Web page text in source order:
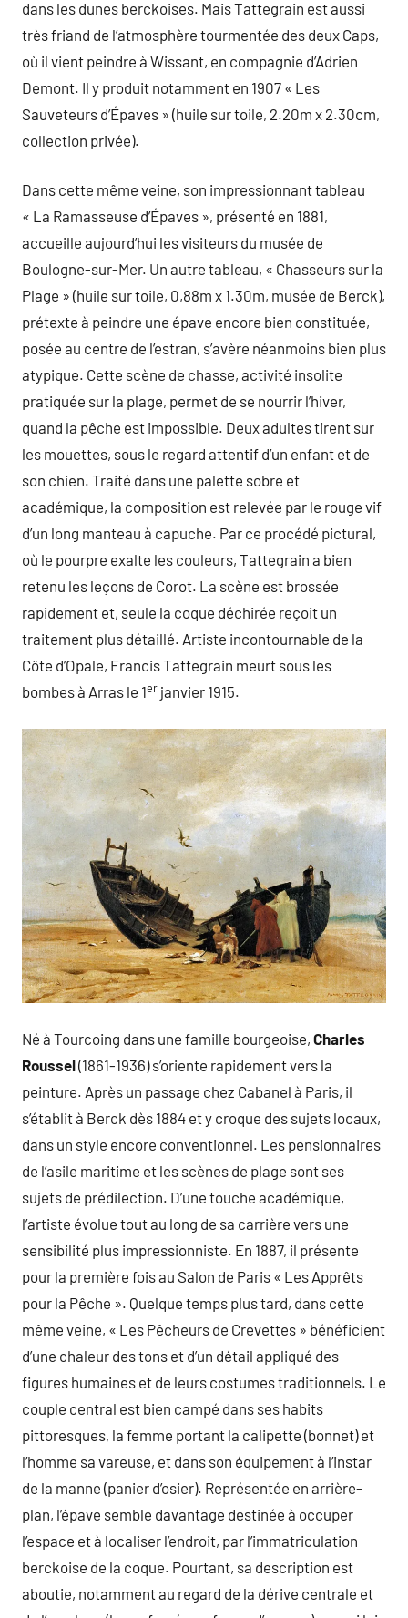
dans les dunes berckoises. Mais Tattegrain est aussi
très friand de l’atmosphère tourmentée des deux Caps,
où il vient peindre à Wissant, en compagnie d’Adrien
Demont. Il y produit notamment en 1907 « Les
Sauveteurs d’Épaves » (huile sur toile, 2.20m x 2.30cm,
collection privée).
Dans cette même veine, son impressionnant tableau
« La Ramasseuse d’Épaves », présenté en 1881,
accueille aujourd’hui les visiteurs du musée de
Boulogne-sur-Mer. Un autre tableau, « Chasseurs sur la
Plage » (huile sur toile, 0,88m x 1.30m, musée de Berck),
prétexte à peindre une épave encore bien constituée,
posée au centre de l’estran, s’avère néanmoins bien plus
atypique. Cette scène de chasse, activité insolite
pratiquée sur la plage, permet de se nourrir l’hiver,
quand la pêche est impossible. Deux adultes tirent sur
les mouettes, sous le regard attentif d’un enfant et de
son chien. Traité dans une palette sobre et
académique, la composition est relevée par le rouge vif
d’un long manteau à capuche. Par ce procédé pictural,
où le pourpre exalte les couleurs, Tattegrain a bien
retenu les leçons de Corot. La scène est brossée
rapidement et, seule la coque déchirée reçoit un
traitement plus détaillé. Artiste incontournable de la
Côte d’Opale, Francis Tattegrain meurt sous les
bombes à Arras le 1er janvier 1915.
Né à Tourcoing dans une famille bourgeoise, Charles
Roussel(1861-1936) s’oriente rapidement vers la
peinture. Après un passage chez Cabanel à Paris, il
s’établit à Berck dès 1884 et y croque des sujets locaux,
dans un style encore conventionnel. Les pensionnaires
de l’asile maritime et les scènes de plage sont ses
sujets de prédilection. D’une touche académique,
l’artiste évolue tout au long de sa carrière vers une
sensibilité plus impressionniste. En 1887, il présente
pour la première fois au Salon de Paris « Les Apprêts
pour la Pêche ». Quelque temps plus tard, dans cette
même veine, « Les Pêcheurs de Crevettes » bénéficient
d’une chaleur des tons et d’un détail appliqué des
figures humaines et de leurs costumes traditionnels. Le
couple central est bien campé dans ses habits
pittoresques, la femme portant la calipette (bonnet) et
l’homme sa vareuse, et dans son équipement à l’instar
de la manne (panier d’osier). Représentée en arrière-
plan, l’épave semble davantage destinée à occuper
l’espace et à localiser l’endroit, par l’immatriculation
berckoise de la coque. Pourtant, sa description est
aboutie, notamment au regard de la dérive centrale et